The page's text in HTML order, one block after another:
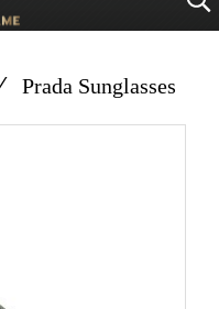
Prada Sunglasses